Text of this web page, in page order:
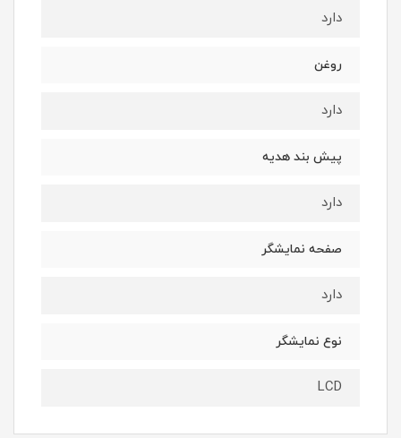
دارد
روغن
دارد
پیش بند هدیه
دارد
صفحه نمایشگر
دارد
نوع نمایشگر
LCD